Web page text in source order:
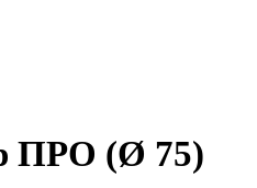
ПРО (Ø 75)